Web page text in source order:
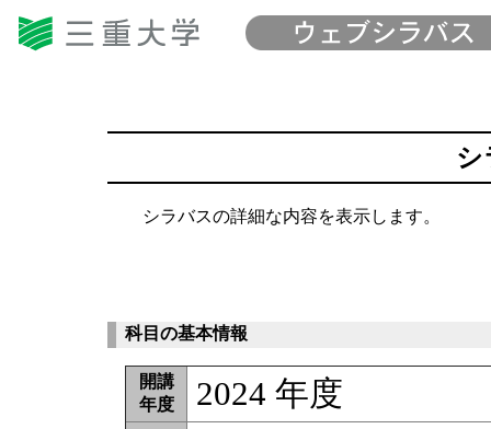
シ
シラバスの詳細な内容を表示します。
科目の基本情報
開講
年度
2024 年度